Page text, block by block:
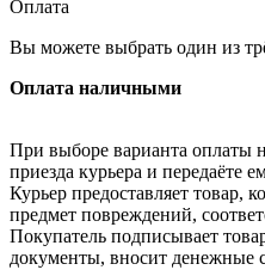
Оплата
Вы можете выбрать один из
Оплата наличными
При выборе варианта оплаты
приезда курьера и передаёте
Курьер предоставляет товар,
предмет повреждений,
Покупатель подписывает
документы, вносит денежные